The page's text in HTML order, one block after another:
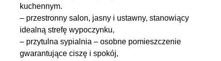
kuchennym.
– przestronny salon, jasny i ustawny, stanowiący
idealną strefę wypoczynku,
– przytulna sypialnia – osobne pomieszczenie
gwarantujące ciszę i spokój,